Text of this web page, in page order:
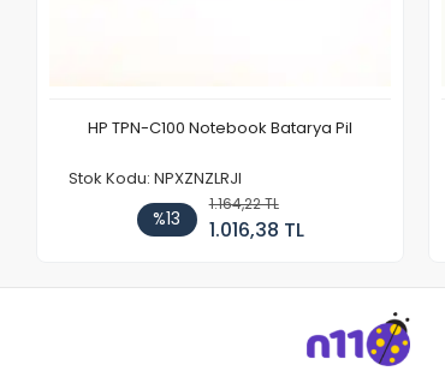
HP TPN-C100 Notebook Batarya Pil
Stok Kodu: NPXZNZLRJI
%13
1.164,22 TL
1.016,38 TL